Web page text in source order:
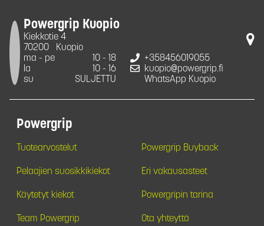
Powergrip Kuopio
Kiekkotie 4
70200
Kuopio
ma - pe
10 - 18
la
10 - 16
su
SULJETTU
+358456019055
kuopio@powergrip.fi
WhatsApp Kuopio
Powergrip
Tuotearvostelut Powergrip Buyback
Pelaajien suosikkikiekot Eri vakausasteet
Käytetyt kiekot Powergripin tarina
Team Powergrip Ota yhteyttä